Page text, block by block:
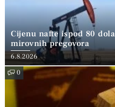
Cijenu nafte ispod 80
mirovnih pregovora
6.8.2026
0